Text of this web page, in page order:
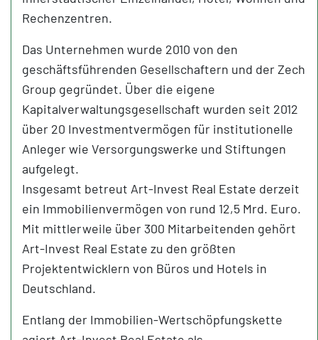
Rechenzentren.
Das Unternehmen wurde 2010 von den
geschäftsführenden Gesellschaftern und der Zech
Group gegründet. Über die eigene
Kapitalverwaltungsgesellschaft wurden seit 2012
über 20 Investmentvermögen für institutionelle
Anleger wie Versorgungswerke und Stiftungen
aufgelegt.
Insgesamt betreut Art-Invest Real Estate derzeit
ein Immobilienvermögen von rund 12,5 Mrd. Euro.
Mit mittlerweile über 300 Mitarbeitenden gehört
Art-Invest Real Estate zu den größten
Projektentwicklern von Büros und Hotels in
Deutschland.
Entlang der Immobilien-Wertschöpfungskette